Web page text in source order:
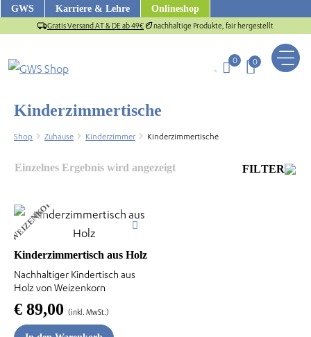
ZumGWS Karriere & Lehre Onlineshop
Gratis Versand AT & DE ab 49€ nachhaltige Produkte, fair hergestellt
0 0
Kinderzimmertische
Shop Zuhause Kinderzimmer Kinderzimmertische
Einzelnes Ergebnis wird angezeigt FILTER
WEIZENKORN
Kinderzimmertisch aus Holz
Nachhaltiger Kindertisch aus
Holz von Weizenkorn
€ 89,00 (inkl. MwSt.)